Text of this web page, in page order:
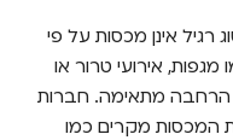
רגיל אינן מכסות על פי
מגפות, אירועי טרור או
הרחבה מתאימה. חברות
המכסות מקרים כמו